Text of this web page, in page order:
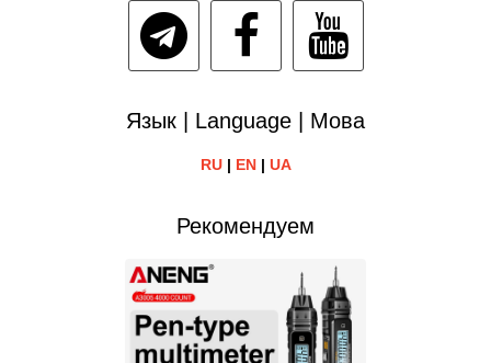
Язык | Language | Мова
RU| EN| UA
Рекомендуем